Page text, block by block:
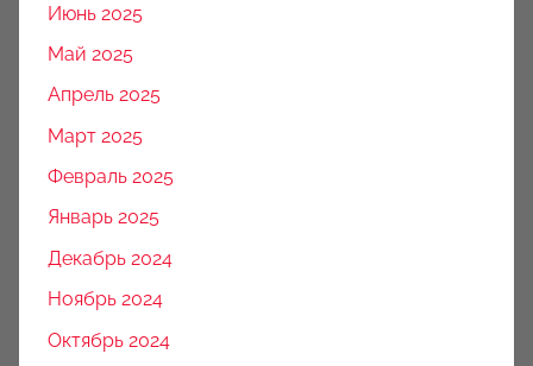
Июнь 2025
Май 2025
Апрель 2025
Март 2025
Февраль 2025
Январь 2025
Декабрь 2024
Ноябрь 2024
Октябрь 2024